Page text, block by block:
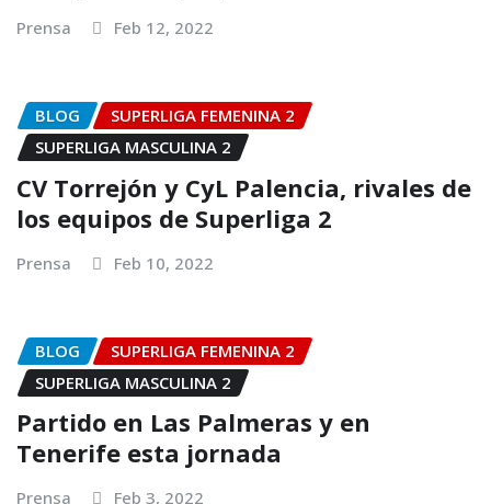
Prensa Feb 12, 2022
BLOG
SUPERLIGA FEMENINA 2
SUPERLIGA MASCULINA 2
CV Torrejón y CyL Palencia, rivales de
los equipos de Superliga 2
Prensa Feb 10, 2022
BLOG
SUPERLIGA FEMENINA 2
SUPERLIGA MASCULINA 2
Partido en Las Palmeras y en
Tenerife esta jornada
Prensa Feb 3, 2022